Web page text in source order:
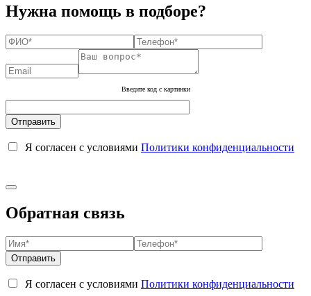
Нужна помощь в подборе?
Введите код с картинки
Я согласен с условиями Политики конфиденциальности
Обратная связь
Я согласен с условиями Политики конфиденциальности